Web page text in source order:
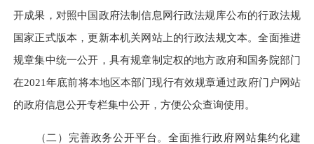
开成果，对照中国政府法制信息网行政法规库公布的行政法规
国家正式版本，更新本机关网站上的行政法规文本。全面推进
规章集中统一公开，具有规章制定权的地方政府和国务院部门
在2021年底前将本地区本部门现行有效规章通过政府门户网站
的政府信息公开专栏集中公开，方便公众查询使用。
（二）完善政务公开平台。全面推行政府网站集约化建